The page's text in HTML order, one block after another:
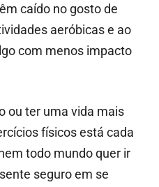
caído no gosto de
aeróbicas e ao
com menos impacto
ou ter uma vida mais
físicos está cada
todo mundo quer ir
seguro em se